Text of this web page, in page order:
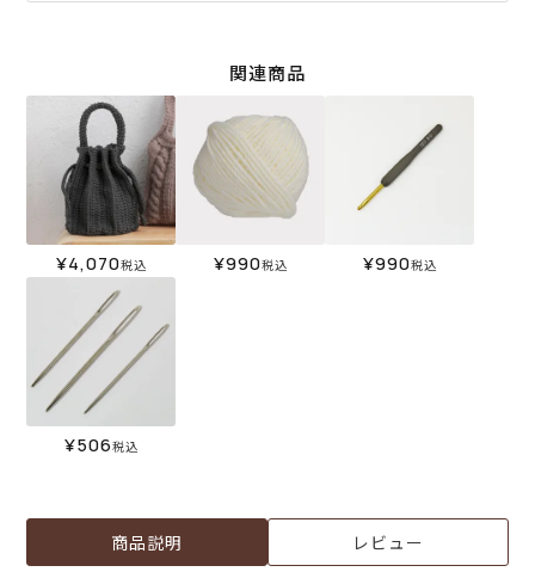
関連商品
¥4,070税込 ¥990税込 ¥990税込
¥506税込
商品説明 レビュー